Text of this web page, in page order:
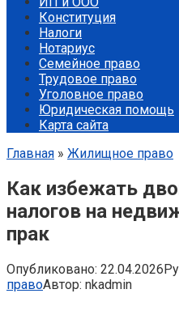
Конституция
Налоги
Нотариус
Семейное право
Трудовое право
Уголовное право
Юридическая помощь
Карта сайта
Главная » Жилищное право
Как избежать
налогов на
прак
Опубликовано: 22.04.2026
правоАвтор: nkadmin